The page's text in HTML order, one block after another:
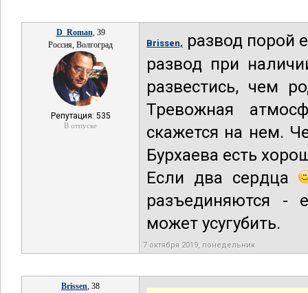
D_Roman, 39
Россия, Волгоград
Репутация: 535
В отпуске
Brissen, развод порой
развод при
развестись, чем
Тревожная
скажется на нем.
Бурхаева есть
Если два сердца
разъединяются -
может усугубить.
7 октября 2019, понедельник
Brissen, 38